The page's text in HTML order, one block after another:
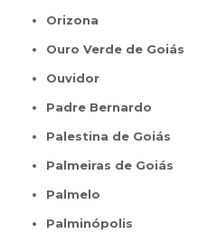
Orizona
Ouro Verde de Goiás
Ouvidor
Padre Bernardo
Palestina de Goiás
Palmeiras de Goiás
Palmelo
Palminópolis